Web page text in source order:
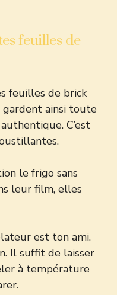
feuilles de
feuilles de brick
gardent ainsi toute
C’est
le frigo sans
leur film, elles
est ton ami.
Il suffit de laisser
à température